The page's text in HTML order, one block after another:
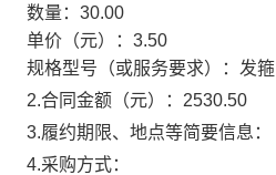
数量： 30.00
单价（元）： 3.50
规格型号（或服务要求）： 发箍
2.合同金额（元）： 2530.50
3.履约期限、地点等简要信息：
4.采购方式：